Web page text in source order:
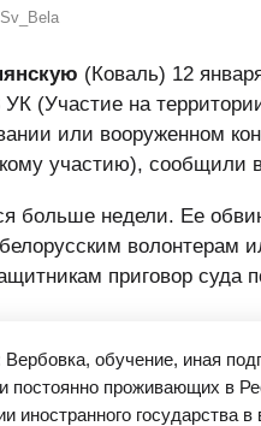
(Коваль) 12
(Участие на
или вооруженном
участию),
больше недели. Ее
волонтерам
приговор суда
обучение, иная
постоянно проживающих в
иностранного государства